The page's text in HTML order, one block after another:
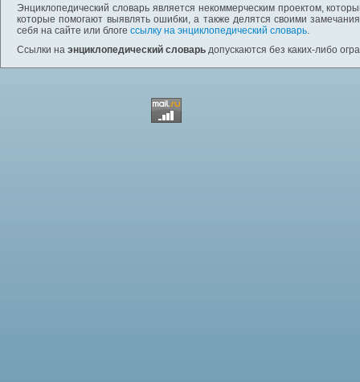
Энциклопедический словарь является некоммерческим проектом,
которые помогают выявлять ошибки, а также делятся своими
себя на сайте или блоге ссылку на энциклопедический словарь.
Ссылки на энциклопедический словарь допускаются без каких-либо